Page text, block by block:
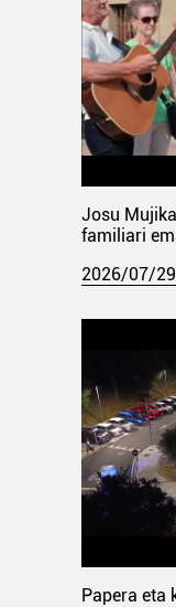
Josu
familiari
2026/07/29
Papera eta